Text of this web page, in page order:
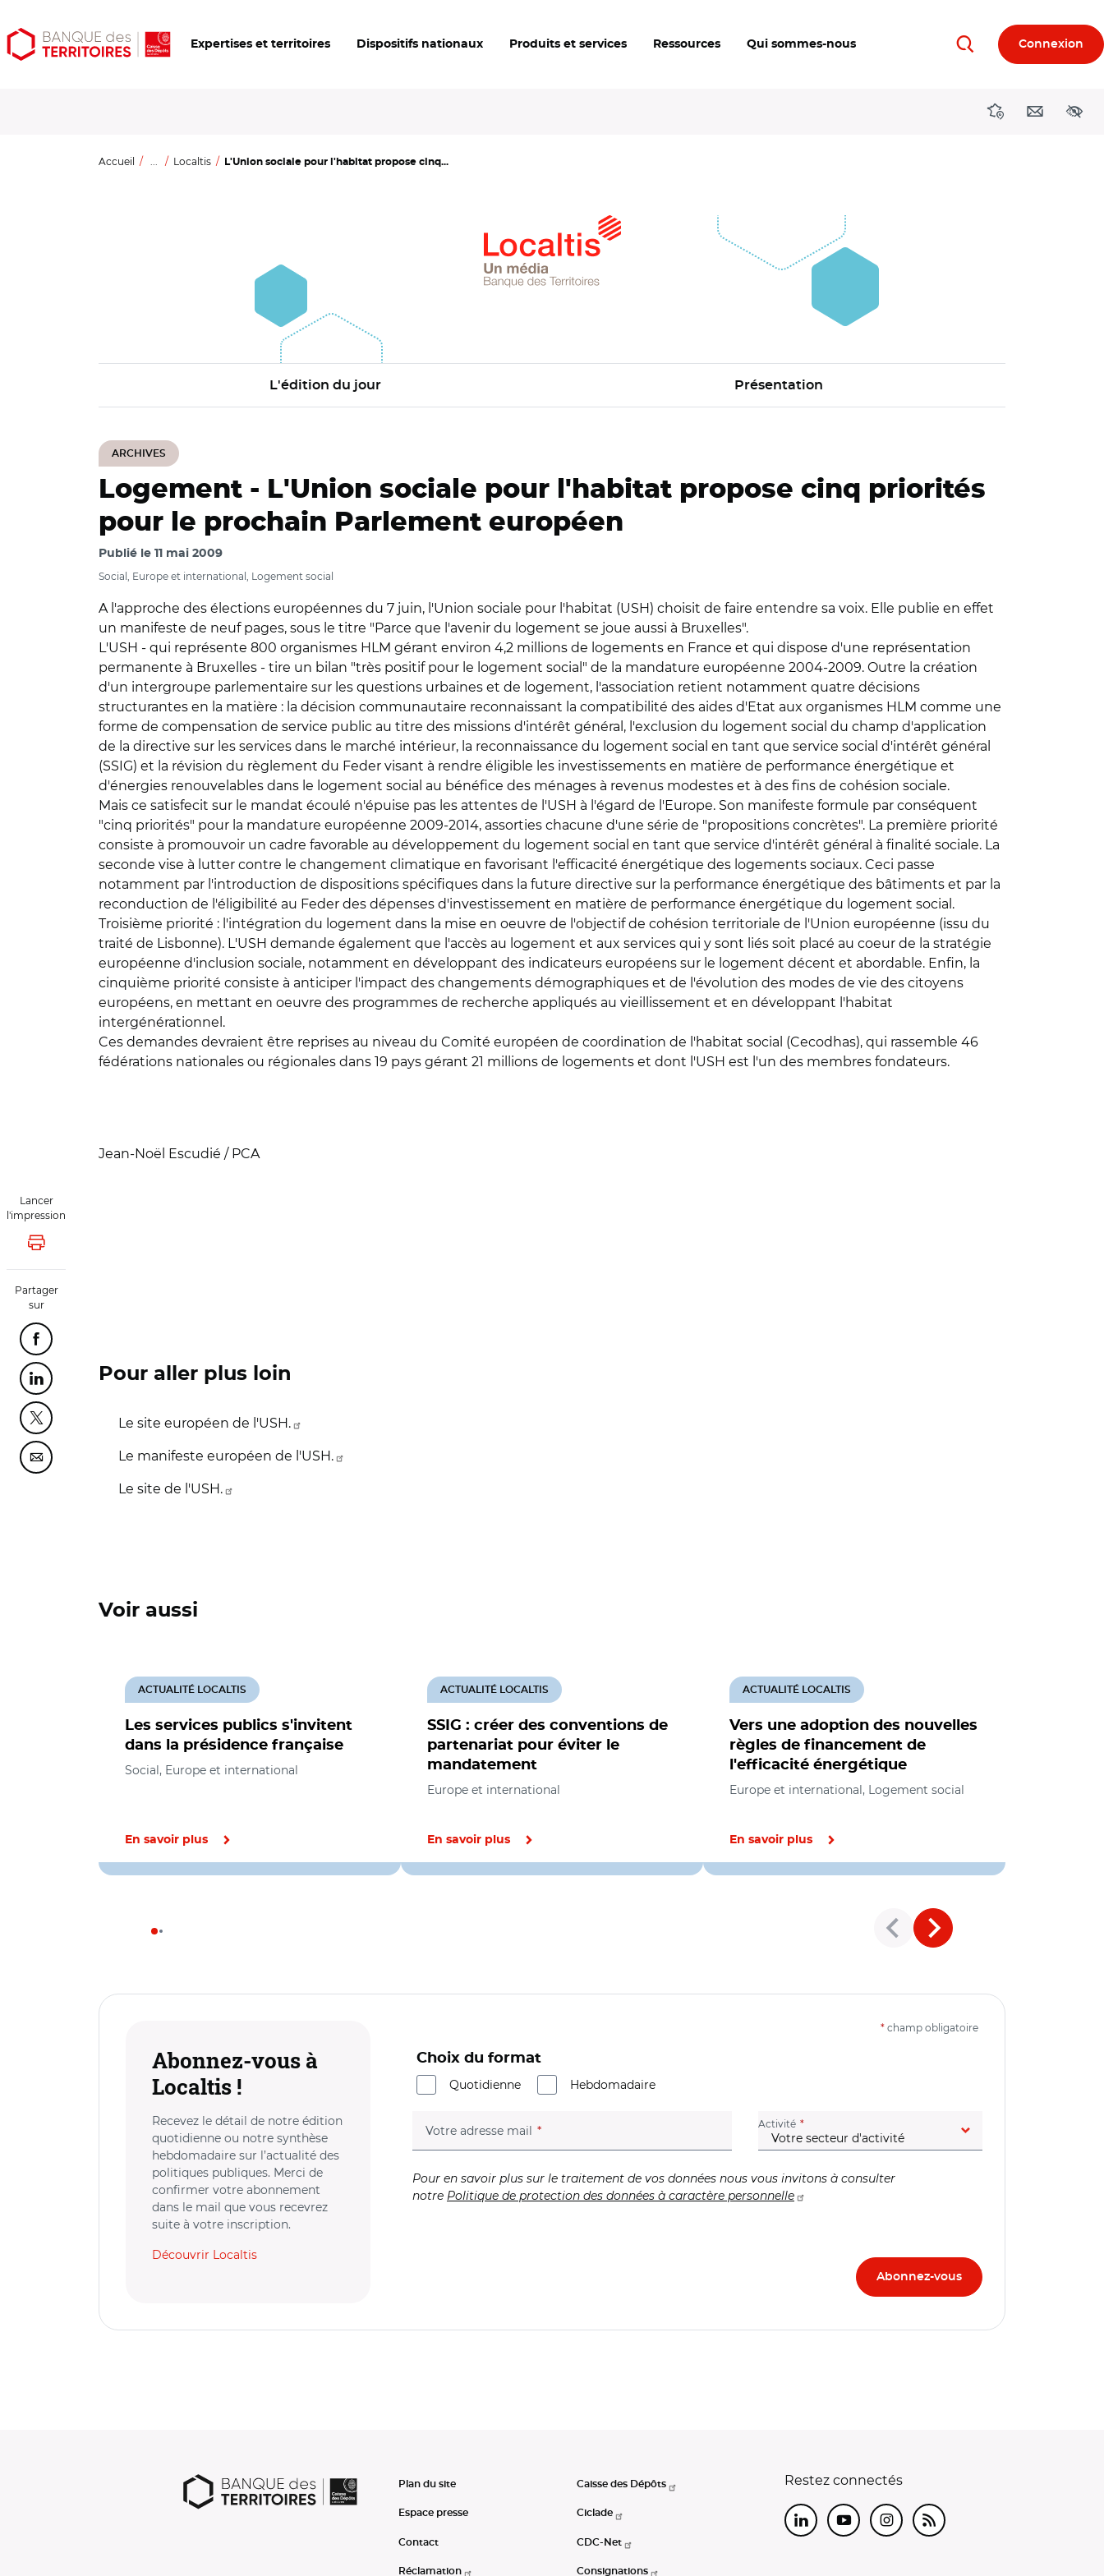
Aller
au
Aller
au
Ouvrir
les
Expertises et territoires Dispositifs nationaux Produits et services Ressources Qui sommes-nous RechercherConnexion
DirectionsContact
Accueil ... Localtis L'Union sociale pour l'habitat propose cinq...
L'édition du jour Présentation
ARCHIVES
Lancer
l'impression
Lancer l'impression
Partager
sur
Partager cette page sur Facebook
Partager cette page sur Linkedin
Partager cette page sur Twitter
Partager cette page sur Courriel
Logement - L'Union sociale pour l'habitat propose cinq priorités
pour le prochain Parlement européen
Publié le 11 mai 2009
Social, Europe et international, Logement social
A l'approche des élections européennes du 7 juin, l'Union sociale pour l'habitat (USH) choisit de faire entendre sa voix. Elle publie en effet
un manifeste de neuf pages, sous le titre "Parce que l'avenir du logement se joue aussi à Bruxelles".
L'USH - qui représente 800 organismes HLM gérant environ 4,2 millions de logements en France et qui dispose d'une représentation
permanente à Bruxelles - tire un bilan "très positif pour le logement social" de la mandature européenne 2004-2009. Outre la création
d'un intergroupe parlementaire sur les questions urbaines et de logement, l'association retient notamment quatre décisions
structurantes en la matière : la décision communautaire reconnaissant la compatibilité des aides d'Etat aux organismes HLM comme une
forme de compensation de service public au titre des missions d'intérêt général, l'exclusion du logement social du champ d'application
de la directive sur les services dans le marché intérieur, la reconnaissance du logement social en tant que service social d'intérêt général
(SSIG) et la révision du règlement du Feder visant à rendre éligible les investissements en matière de performance énergétique et
d'énergies renouvelables dans le logement social au bénéfice des ménages à revenus modestes et à des fins de cohésion sociale.
Mais ce satisfecit sur le mandat écoulé n'épuise pas les attentes de l'USH à l'égard de l'Europe. Son manifeste formule par conséquent
"cinq priorités" pour la mandature européenne 2009-2014, assorties chacune d'une série de "propositions concrètes". La première priorité
consiste à promouvoir un cadre favorable au développement du logement social en tant que service d'intérêt général à finalité sociale. La
seconde vise à lutter contre le changement climatique en favorisant l'efficacité énergétique des logements sociaux. Ceci passe
notamment par l'introduction de dispositions spécifiques dans la future directive sur la performance énergétique des bâtiments et par la
reconduction de l'éligibilité au Feder des dépenses d'investissement en matière de performance énergétique du logement social.
Troisième priorité : l'intégration du logement dans la mise en oeuvre de l'objectif de cohésion territoriale de l'Union européenne (issu du
traité de Lisbonne). L'USH demande également que l'accès au logement et aux services qui y sont liés soit placé au coeur de la stratégie
européenne d'inclusion sociale, notamment en développant des indicateurs européens sur le logement décent et abordable. Enfin, la
cinquième priorité consiste à anticiper l'impact des changements démographiques et de l'évolution des modes de vie des citoyens
européens, en mettant en oeuvre des programmes de recherche appliqués au vieillissement et en développant l'habitat
intergénérationnel.
Ces demandes devraient être reprises au niveau du Comité européen de coordination de l'habitat social (Cecodhas), qui rassemble 46
fédérations nationales ou régionales dans 19 pays gérant 21 millions de logements et dont l'USH est l'un des membres fondateurs.
Jean-Noël Escudié / PCA
Pour aller plus loin
Le site européen de l'USH.
Le manifeste européen de l'USH.
Le site de l'USH.
Voir aussi
Les services publics s'invitent
dans la présidence française
ACTUALITÉ LOCALTIS
Social, Europe et international
En savoir plus
SSIG : créer des conventions de
partenariat pour éviter le
mandatement
ACTUALITÉ LOCALTIS
Europe et international
En savoir plus
Vers une adoption des nouvelles
règles de financement de
l'efficacité énergétique
ACTUALITÉ LOCALTIS
Europe et international, Logement social
En savoir plus
Abonnez-vous à
Localtis !
Recevez le détail de notre édition
quotidienne ou notre synthèse
hebdomadaire sur l’actualité des
politiques publiques. Merci de
confirmer votre abonnement
dans le mail que vous recevrez
suite à votre inscription.
Découvrir Localtis
* champ obligatoire
Choix du format
Quotidienne
Hebdomadaire
Votre adresse mail (champ obligatoire) Activité (champ obligatoire)
Pour en savoir plus sur le traitement de vos données nous vous invitons à consulter
notre Politique de protection des données à caractère personnelle
Plan du site
Espace presse
Contact
Réclamation
Caisse des Dépôts
Ciclade
CDC-Net
Consignations
Restez connectés
LinkedInYoutubeInstagram
RSS